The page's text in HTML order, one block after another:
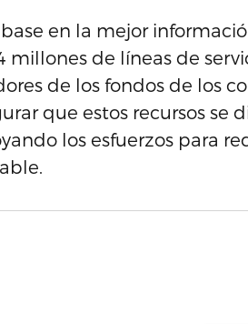
en la mejor
de líneas de
de los fondos de los
que estos recursos se
los esfuerzos para